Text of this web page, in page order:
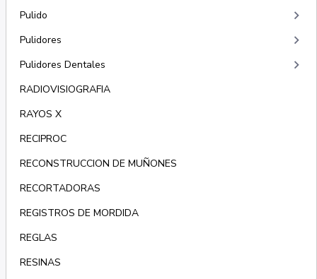
Pulido keyboard_arrow_right
Pulidores keyboard_arrow_right
Pulidores Dentales keyboard_arrow_right
RADIOVISIOGRAFIA
RAYOS X
RECIPROC
RECONSTRUCCION DE MUÑONES
RECORTADORAS
REGISTROS DE MORDIDA
REGLAS
RESINAS